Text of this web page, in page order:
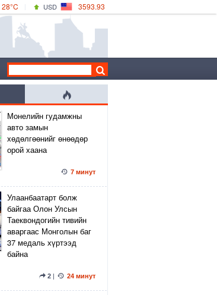
28°C
33°C
29°C
USD 3593.93
4149.01
Монелийн гудамжны
авто замын
хөдөлгөөнийг өнөөдөр
орой хаана
7 минут
Улаанбаатарт болж
байгаа Олон Улсын
Таеквондогийн тивийн
аваргаас Монголын баг
37 медаль хүртээд
байна
2| 24 минут